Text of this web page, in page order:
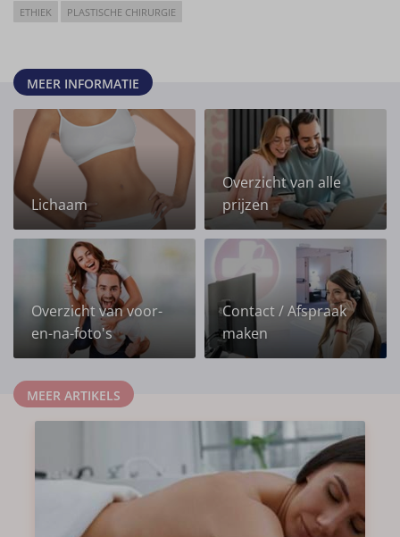
ETHIEK PLASTISCHE CHIRURGIE
MEER INFORMATIE
Lichaam
Overzicht van alle
prijzen
Overzicht van voor-
en-na-foto's
Contact / Afspraak
maken
MEER ARTIKELS